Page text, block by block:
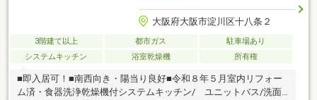
大阪府大阪市淀川区十八条２
3階建て以上 都市ガス
駐車場あり
システムキッチン
浴室乾燥機 所有権
■即入居可！■南西向き・陽当り良好■令和８年５月室内リフォー
ム済・食器洗浄乾燥機付システムキッチン/ ユニットバス/洗面